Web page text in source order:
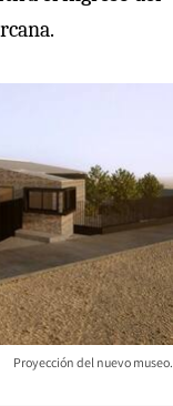
Proyección del nuevo museo.